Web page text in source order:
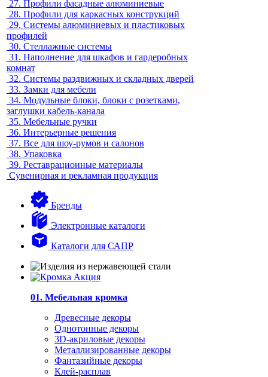
27. Профили фасадные алюминиевые
28. Профили для каркасных конструкций
29. Системы алюминиевых и пластиковых
профилей
30. Стеллажные системы
31. Наполнение для шкафов и гардеробных
комнат
32. Системы раздвижных и складных дверей
33. Замки для мебели
34. Модульные блоки, блоки с розетками,
заглушки кабель-канала
35. Мебельные ручки
36. Интерьерные решения
37. Все для шоу-румов и салонов
38. Упаковка
39. Реставрационные материалы
Сувенирная и рекламная продукция
Бренды
Электронные каталоги
Каталоги для САПР
01. Мебельная кромка
Древесные декоры
Однотонные декоры
3D-акриловые декоры
Металлизированные декоры
Фантазийные декоры
Клей-расплав